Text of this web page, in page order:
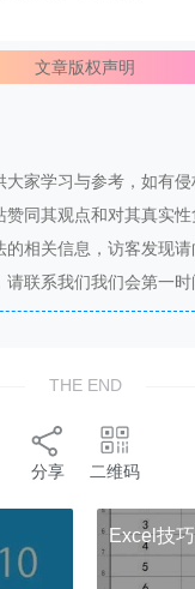
文章版权声明
家学习与参考，如有侵
同其观点和对其真实性
相关信息，访客发现请
联系我们我们会第一时
THE END
分享 二维码
Excel技